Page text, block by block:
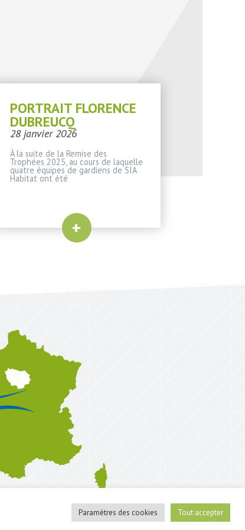
PORTRAIT FLORENCE
DUBREUCQ
28 janvier 2026
À la suite de la Remise des
Trophées 2025, au cours de laquelle
quatre équipes de gardiens de SIA
Habitat ont été
+
Paramètres des cookies Tout accepter